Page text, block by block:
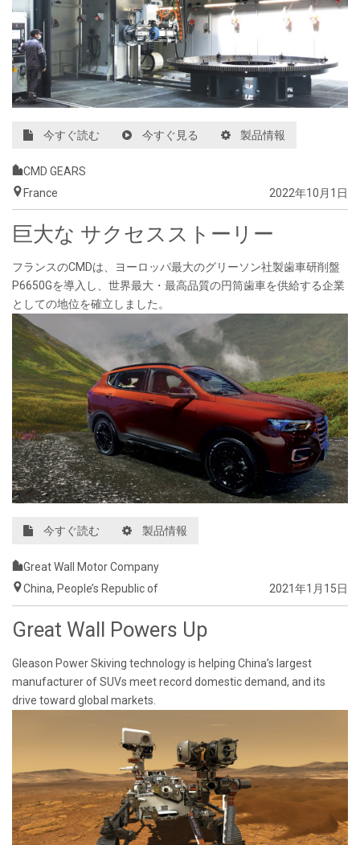
今すぐ読む 今すぐ見る 製品情報
CMD GEARS
France
2022年10月1日
巨大な サクセスストーリー
フランスのCMDは、ヨーロッパ最大のグリーソン社製歯車研削盤
P6650Gを導入し、世界最大・最高品質の円筒歯車を供給する企業
としての地位を確立しました。
今すぐ読む 製品情報
Great Wall Motor Company
China, People’s Republic of
2021年1月15日
Great Wall Powers Up
Gleason Power Skiving technology is helping China’s largest
manufacturer of SUVs meet record domestic demand, and its
drive toward global markets.